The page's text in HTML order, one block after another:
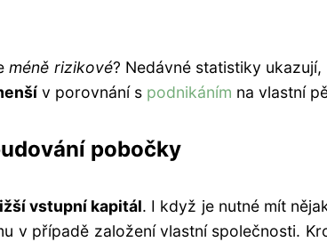
méně rizikové? Nedávné statistiky ukazují,
v porovnání s podnikáním na vlastní
pobočky
vstupní kapitál. I když je nutné mít
v případě založení vlastní společnosti.